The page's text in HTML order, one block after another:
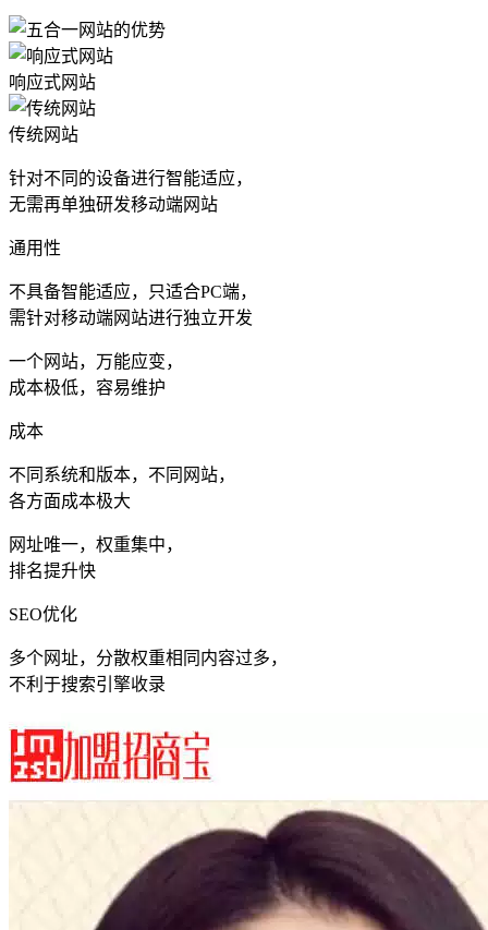
响应式网站
传统网站
针对不同的设备进行智能适应，
无需再单独研发移动端网站
通用性
不具备智能适应，只适合PC端，
需针对移动端网站进行独立开发
一个网站，万能应变，
成本极低，容易维护
成本
不同系统和版本，不同网站，
各方面成本极大
网址唯一，权重集中，
排名提升快
SEO优化
多个网址，分散权重相同内容过多，
不利于搜索引擎收录